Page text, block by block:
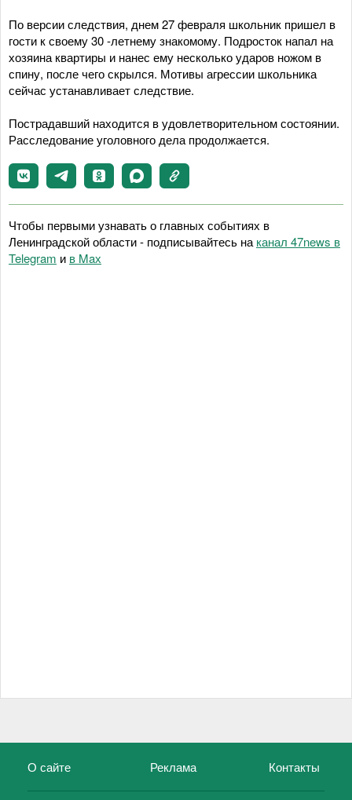
По версии следствия, днем 27 февраля школьник пришел в
гости к своему 30 -летнему знакомому. Подросток напал на
хозяина квартиры и нанес ему несколько ударов ножом в
спину, после чего скрылся. Мотивы агрессии школьника
сейчас устанавливает следствие.
Пострадавший находится в удовлетворительном состоянии.
Расследование уголовного дела продолжается.
Чтобы первыми узнавать о главных событиях в
Ленинградской области - подписывайтесь на канал 47news в
Telegram и в Maх
О сайте Реклама Контакты